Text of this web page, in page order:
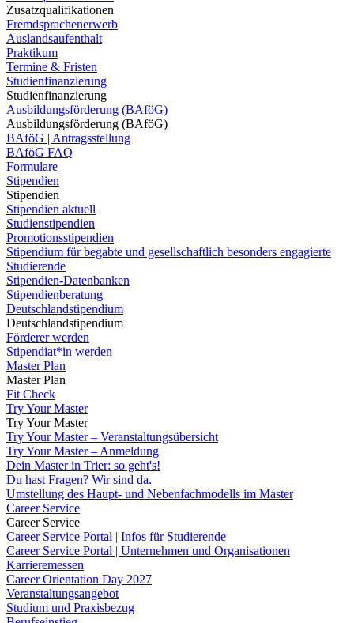
Zusatzqualifikationen
Fremdsprachenerwerb
Auslandsaufenthalt
Praktikum
Termine & Fristen
Studienfinanzierung
Studienfinanzierung
Ausbildungsförderung (BAföG)
Ausbildungsförderung (BAföG)
BAföG | Antragsstellung
BAföG FAQ
Formulare
Stipendien
Stipendien
Stipendien aktuell
Studienstipendien
Promotionsstipendien
Stipendium für begabte und gesellschaftlich besonders engagierte
Studierende
Stipendien-Datenbanken
Stipendienberatung
Deutschlandstipendium
Deutschlandstipendium
Förderer werden
Stipendiat*in werden
Master Plan
Master Plan
Fit Check
Try Your Master
Try Your Master
Try Your Master – Veranstaltungsübersicht
Try Your Master – Anmeldung
Dein Master in Trier: so geht's!
Du hast Fragen? Wir sind da.
Umstellung des Haupt- und Nebenfachmodells im Master
Career Service
Career Service
Career Service Portal | Infos für Studierende
Career Service Portal | Unternehmen und Organisationen
Karrieremessen
Career Orientation Day 2027
Veranstaltungsangebot
Studium und Praxisbezug